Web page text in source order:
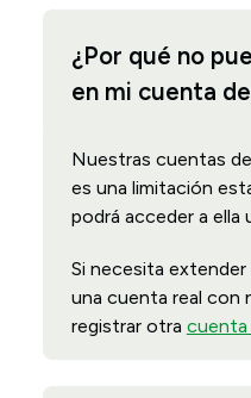
¿Por qué no
en mi cuenta
Nuestras cuentas
es una limitación
podrá acceder a ella
Si necesita extender
una cuenta real con
registrar otra cuenta